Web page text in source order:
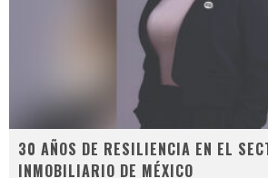
30 AÑOS DE RESILIENCIA EN EL
INMOBILIARIO DE MÉXICO